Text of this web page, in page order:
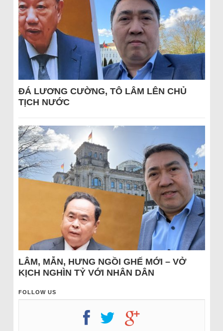
ĐÁ LƯƠNG CƯỜNG, TÔ LÂM LÊN CHỦ
TỊCH NƯỚC
LÂM, MẪN, HƯNG NGỒI GHẾ MỚI – VỞ
KỊCH NGHÌN TỶ VỚI NHÂN DÂN
FOLLOW US